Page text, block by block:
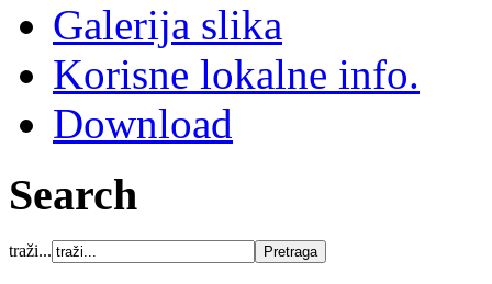
Galerija slika
Korisne lokalne info.
Download
Search
traži...